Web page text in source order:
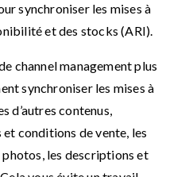
synchroniser les mises à
et des stocks (ARI).
channel management plus
synchroniser les mises à
d’autres contenus,
conditions de vente, les
les descriptions et